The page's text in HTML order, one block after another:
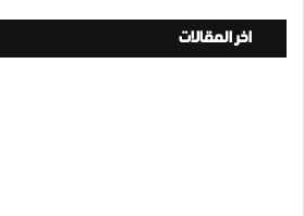
اخر المقالات